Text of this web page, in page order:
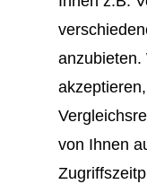
anzubieten.
von Ihnen